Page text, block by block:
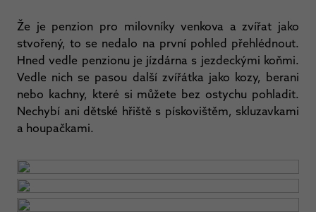
Že je penzion pro milovníky venkova a zvířat jako
stvořený, to se nedalo na první pohled přehlédnout.
Hned vedle penzionu je jízdárna s jezdeckými koňmi.
Vedle nich se pasou další zvířátka jako kozy, berani
nebo kachny, které si můžete bez ostychu pohladit.
Nechybí ani dětské hřiště s pískovištěm, skluzavkami
a houpačkami.